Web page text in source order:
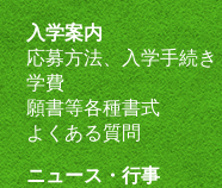
入学案内
応募方法、入学手続き
学費
願書等各種書式
よくある質問
ニュース・行事